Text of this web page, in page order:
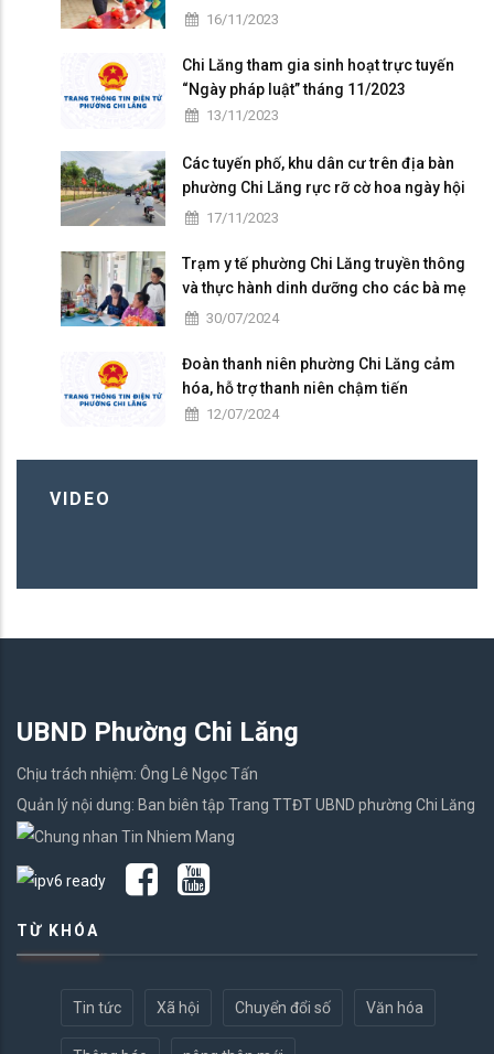
Đại đoàn kết toàn dân tộc
16/11/2023
Chi Lăng tham gia sinh hoạt trực tuyến
“Ngày pháp luật” tháng 11/2023
13/11/2023
Các tuyến phố, khu dân cư trên địa bàn
phường Chi Lăng rực rỡ cờ hoa ngày hội
Đại đoàn kết toàn dân tộc ở khu dân cư
17/11/2023
Trạm y tế phường Chi Lăng truyền thông
và thực hành dinh dưỡng cho các bà mẹ
có con nhỏ trên địa bàn
30/07/2024
Đoàn thanh niên phường Chi Lăng cảm
hóa, hỗ trợ thanh niên chậm tiến
12/07/2024
VIDEO
UBND Phường Chi Lăng
Chịu trách nhiệm: Ông Lê Ngọc Tấn
Quản lý nội dung: Ban biên tập Trang TTĐT UBND phường Chi Lăng
TỪ KHÓA
Tin tức Xã hội Chuyển đổi số Văn hóa